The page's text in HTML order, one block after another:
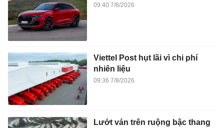
09:40 7/8/2026
Viettel Post hụt lãi vì chi phí
nhiên liệu
09:36 7/8/2026
Lướt ván trên ruộng bậc thang